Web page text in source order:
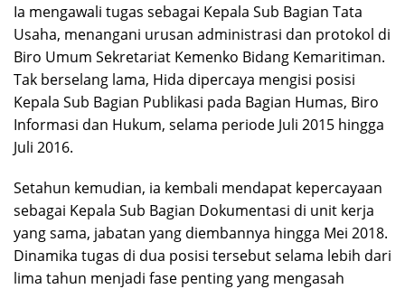
Ia mengawali tugas sebagai Kepala Sub Bagian Tata
Usaha, menangani urusan administrasi dan protokol di
Biro Umum Sekretariat Kemenko Bidang Kemaritiman.
Tak berselang lama, Hida dipercaya mengisi posisi
Kepala Sub Bagian Publikasi pada Bagian Humas, Biro
Informasi dan Hukum, selama periode Juli 2015 hingga
Juli 2016.
Setahun kemudian, ia kembali mendapat kepercayaan
sebagai Kepala Sub Bagian Dokumentasi di unit kerja
yang sama, jabatan yang diembannya hingga Mei 2018.
Dinamika tugas di dua posisi tersebut selama lebih dari
lima tahun menjadi fase penting yang mengasah